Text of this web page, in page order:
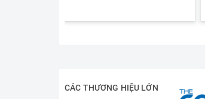
CÁC THƯƠNG HIỆU LỚN